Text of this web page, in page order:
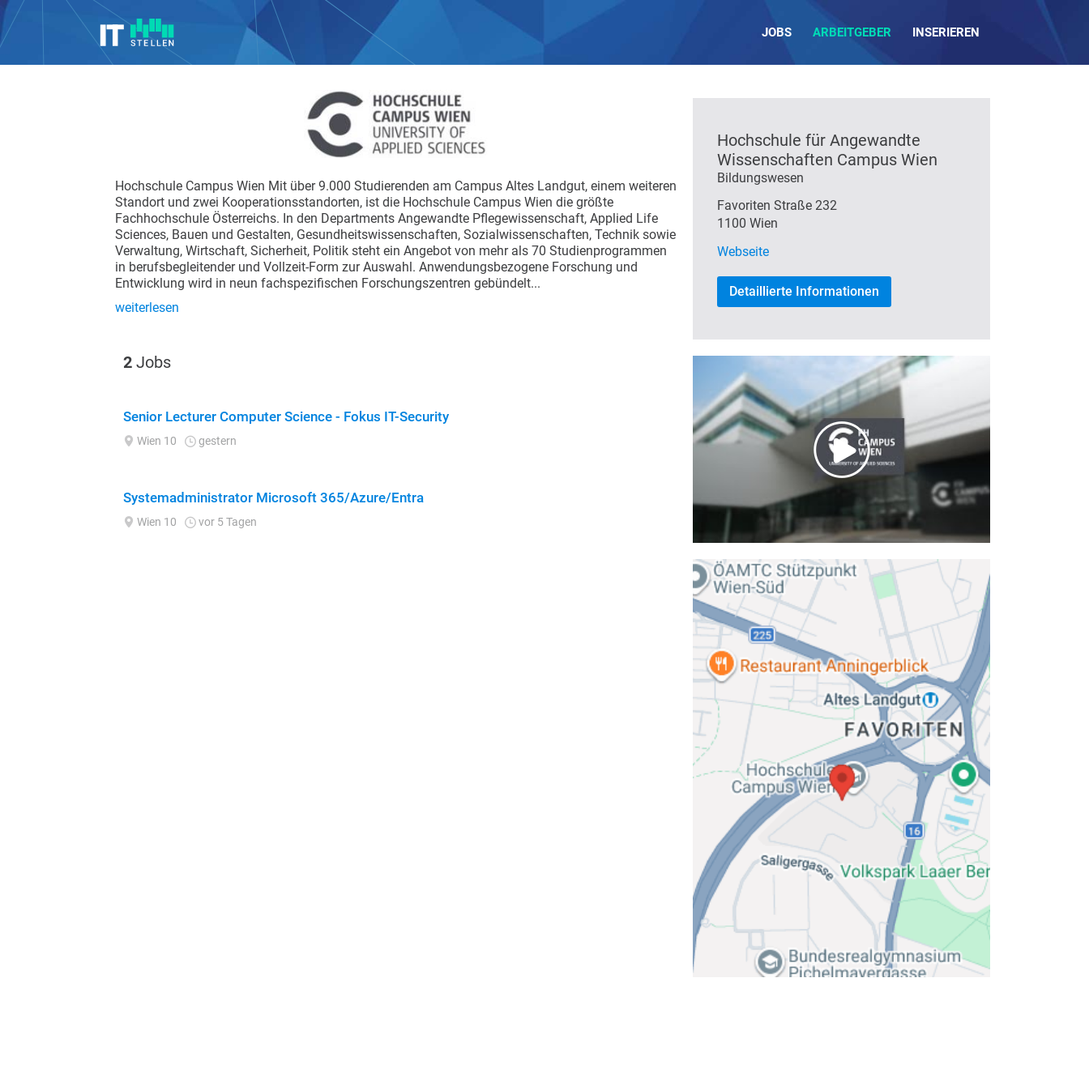
JOBS ARBEITGEBER INSERIEREN
Hochschule Campus Wien Mit über 9.000 Studierenden am Campus Altes Landgut, einem weiteren
Standort und zwei Kooperationsstandorten, ist die Hochschule Campus Wien die größte
Fachhochschule Österreichs. In den Departments Angewandte Pflegewissenschaft, Applied Life
Sciences, Bauen und Gestalten, Gesundheitswissenschaften, Sozialwissenschaften, Technik sowie
Verwaltung, Wirtschaft, Sicherheit, Politik steht ein Angebot von mehr als 70 Studienprogrammen
in berufsbegleitender und Vollzeit-Form zur Auswahl. Anwendungsbezogene Forschung und
Entwicklung wird in neun fachspezifischen Forschungszentren gebündelt...
weiterlesen
2 Jobs
Senior Lecturer Computer Science - Fokus IT-Security
Wien 10 gestern
Systemadministrator Microsoft 365/Azure/Entra
Wien 10 vor 5 Tagen
Hochschule für Angewandte
Wissenschaften Campus Wien
Bildungswesen
Favoriten Straße 232
1100 Wien
Webseite
Detaillierte Informationen